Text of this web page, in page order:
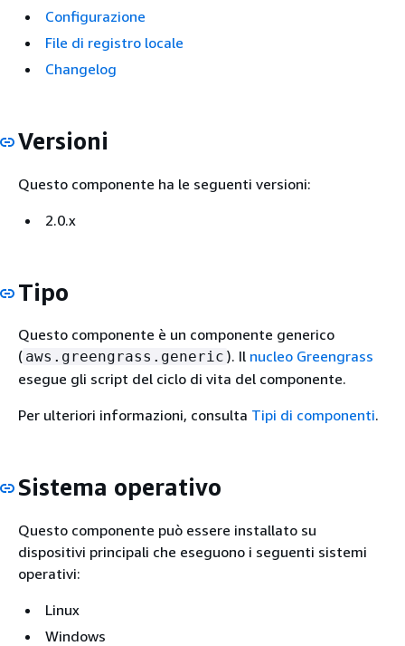
Configurazione
File di registro locale
Changelog
Versioni
Questo componente ha le seguenti versioni:
2.0.x
Tipo
Questo componente è un componente generico
( aws.greengrass.generic ). Il nucleo Greengrass
esegue gli script del ciclo di vita del componente.
Per ulteriori informazioni, consulta Tipi di componenti.
Sistema operativo
Questo componente può essere installato su
dispositivi principali che eseguono i seguenti sistemi
operativi:
Linux
Windows